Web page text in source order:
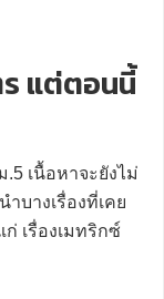
แต่ตอนนี้
เนื้อหาจะยังไม่
บางเรื่องที่เคย
เรื่องเมทริกซ์